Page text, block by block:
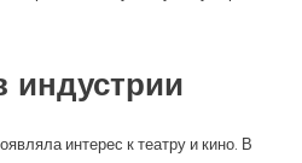
индустрии
интерес к театру и кино. В